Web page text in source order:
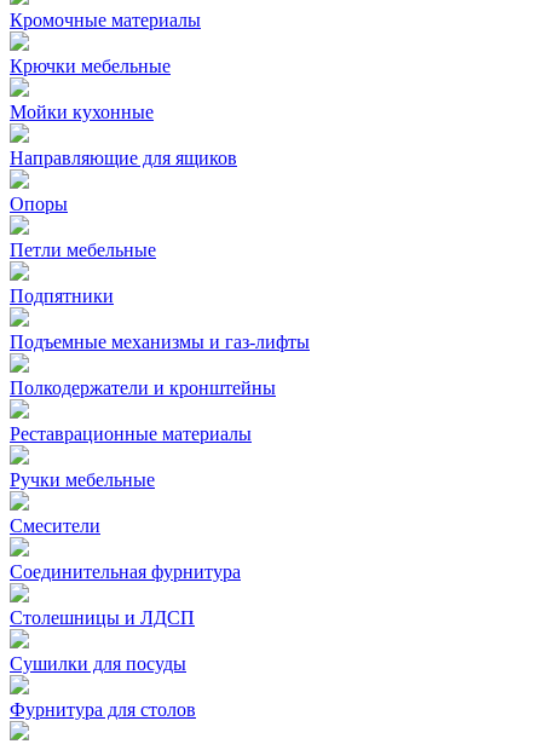
Кромочные материалы
Крючки мебельные
Мойки кухонные
Направляющие для ящиков
Опоры
Петли мебельные
Подпятники
Подъемные механизмы и газ-лифты
Полкодержатели и кронштейны
Реставрационные материалы
Ручки мебельные
Смесители
Соединительная фурнитура
Столешницы и ЛДСП
Сушилки для посуды
Фурнитура для столов